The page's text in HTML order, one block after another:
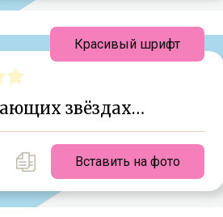
звёздах…
Вставить на фото
Красивый шрифт